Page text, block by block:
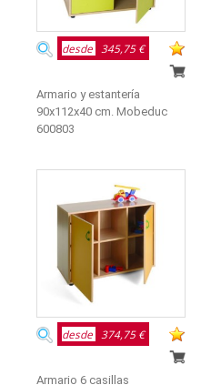
desde 345,75 €
Armario y estantería
90x112x40 cm. Mobeduc
600803
desde 374,75 €
Armario 6 casillas